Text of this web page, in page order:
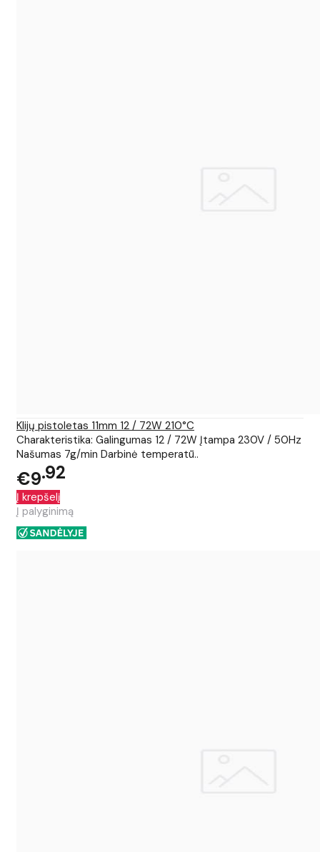
Klijų pistoletas 11mm 12 / 72W 210°C
Charakteristika: Galingumas 12 / 72W Įtampa 230V / 50Hz
Našumas 7g/min Darbinė temperatū..
€9 92
Į krepšelį
Į palyginimą